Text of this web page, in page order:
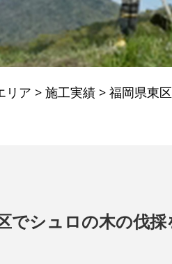
リア > 施工実績 > 福岡県東
でシュロの木の伐採